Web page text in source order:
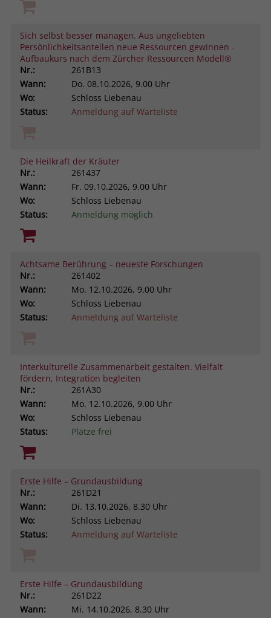
Sich selbst besser managen. Aus ungeliebten
Persönlichkeitsanteilen neue Ressourcen gewinnen -
Aufbaukurs nach dem Zürcher Ressourcen Modell®
Nr.:
261B13
Wann:
Do. 08.10.2026, 9.00 Uhr
Wo:
Schloss Liebenau
Status:
Anmeldung auf Warteliste
Die Heilkraft der Kräuter
Nr.:
261437
Wann:
Fr. 09.10.2026, 9.00 Uhr
Wo:
Schloss Liebenau
Status:
Anmeldung möglich
Achtsame Berührung – neueste Forschungen
Nr.:
261402
Wann:
Mo. 12.10.2026, 9.00 Uhr
Wo:
Schloss Liebenau
Status:
Anmeldung auf Warteliste
Interkulturelle Zusammenarbeit gestalten. Vielfalt
fördern, Integration begleiten
Nr.:
261A30
Wann:
Mo. 12.10.2026, 9.00 Uhr
Wo:
Schloss Liebenau
Status:
Plätze frei
Erste Hilfe – Grundausbildung
Nr.:
261D21
Wann:
Di. 13.10.2026, 8.30 Uhr
Wo:
Schloss Liebenau
Status:
Anmeldung auf Warteliste
Erste Hilfe – Grundausbildung
Nr.:
261D22
Wann:
Mi. 14.10.2026, 8.30 Uhr